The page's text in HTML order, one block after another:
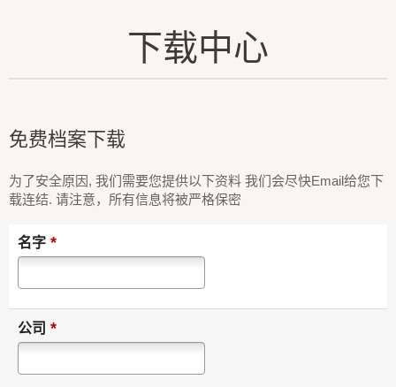
下载中心
免费档案下载
为了安全原因, 我们需要您提供以下资料 我们会尽快Email给您下
载连结. 请注意，所有信息将被严格保密
名字 *
公司 *